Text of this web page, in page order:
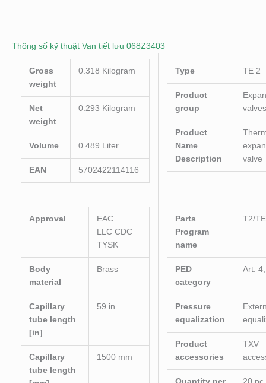
Thông số kỹ thuật Van tiết lưu 068Z3403
Gross
weight
0.318 Kilogram
Net
weight
0.293 Kilogram
Volume 0.489 Liter
EAN 5702422114116
Type TE 2
Product
group
Product
Name
Description
valve
Approval
EAC
LLC CDC
TYSK
Body
material
Brass
Capillary
tube length
[in]
59 in
Capillary
tube length
1500 mm
Parts
Program
name
T2/
PED
category
Art.
Pressure
equalization
Product
accessories
TXV